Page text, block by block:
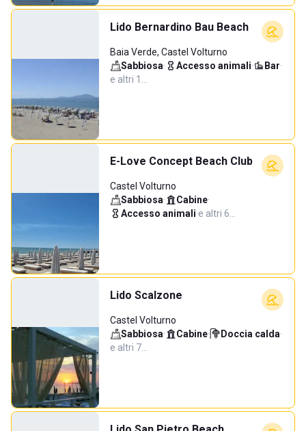
Lido Bernardino Bau Beach
Baia Verde, Castel Volturno
Sabbiosa· Accesso animali· Bar·
e altri 1…
E-Love Concept Beach Club
Castel Volturno
Sabbiosa· Cabine·
Accesso animali·e altri 6…
Lido Scalzone
Castel Volturno
Sabbiosa· Cabine· Doccia calda·
e altri 7…